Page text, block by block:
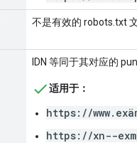
不是有效的 robots.txt
IDN 等同于其对应的
适用于：
https://
https://xn--